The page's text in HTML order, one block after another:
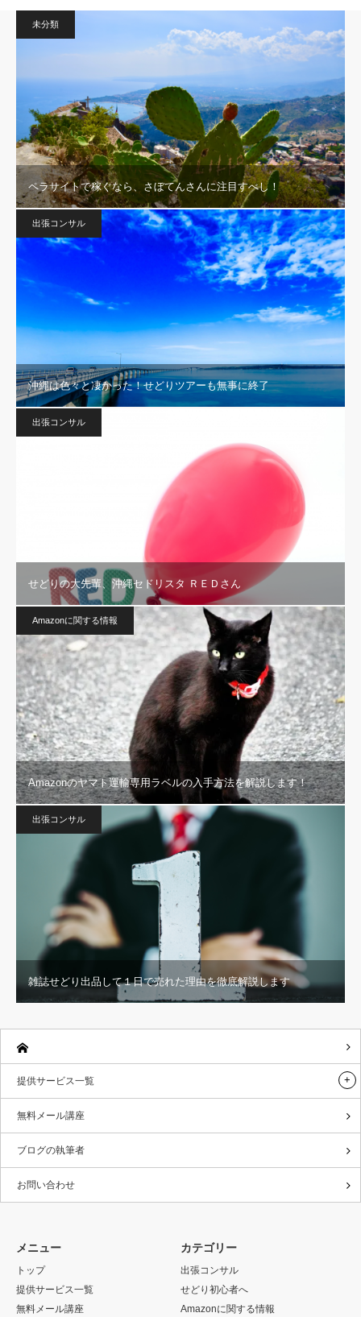
未分類
ペラサイトで稼ぐなら、さぼてんさんに注目すべし！
出張コンサル
沖縄は色々と凄かった！せどりツアーも無事に終了
出張コンサル
せどりの大先輩、沖縄セドリスタ ＲＥＤさん
Amazonに関する情報
Amazonのヤマト運輸専用ラベルの入手方法を解説します！
出張コンサル
雑誌せどり出品して１日で売れた理由を徹底解説します
提供サービス一覧
無料メール講座
ブログの執筆者
お問い合わせ
メニュー
トップ
提供サービス一覧
無料メール講座
カテゴリー
出張コンサル
せどり初心者へ
Amazonに関する情報